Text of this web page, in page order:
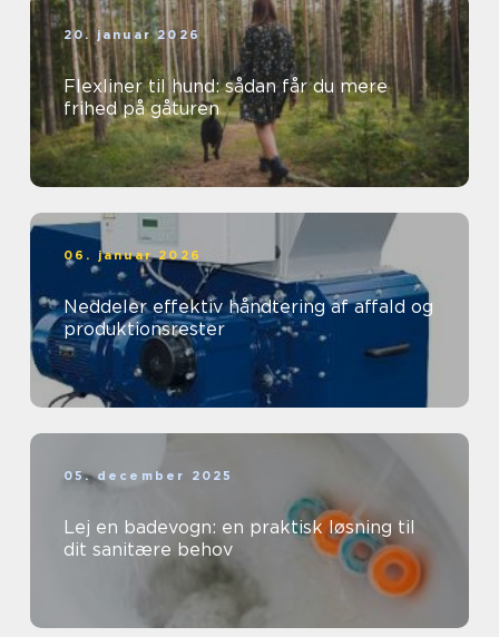
20. januar 2026
Flexliner til hund: sådan får du mere
frihed på gåturen
06. januar 2026
Neddeler effektiv håndtering af affald og
produktionsrester
05. december 2025
Lej en badevogn: en praktisk løsning til
dit sanitære behov